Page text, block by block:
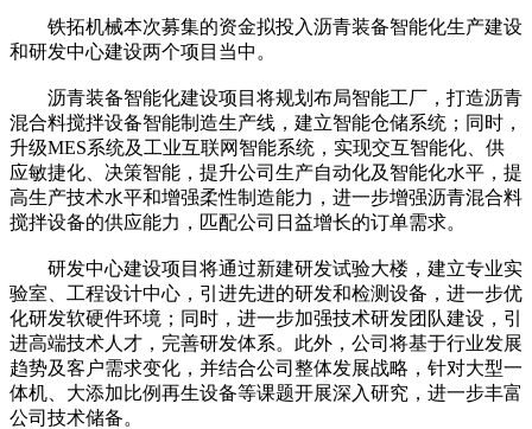
铁拓机械本次募集的资金拟投入沥青装备智能化生产建设
和研发中心建设两个项目当中。
沥青装备智能化建设项目将规划布局智能工厂，打造沥青
混合料搅拌设备智能制造生产线，建立智能仓储系统；同时，
升级MES系统及工业互联网智能系统，实现交互智能化、供
应敏捷化、决策智能，提升公司生产自动化及智能化水平，提
高生产技术水平和增强柔性制造能力，进一步增强沥青混合料
搅拌设备的供应能力，匹配公司日益增长的订单需求。
研发中心建设项目将通过新建研发试验大楼，建立专业实
验室、工程设计中心，引进先进的研发和检测设备，进一步优
化研发软硬件环境；同时，进一步加强技术研发团队建设，引
进高端技术人才，完善研发体系。此外，公司将基于行业发展
趋势及客户需求变化，并结合公司整体发展战略，针对大型一
体机、大添加比例再生设备等课题开展深入研究，进一步丰富
公司技术储备。